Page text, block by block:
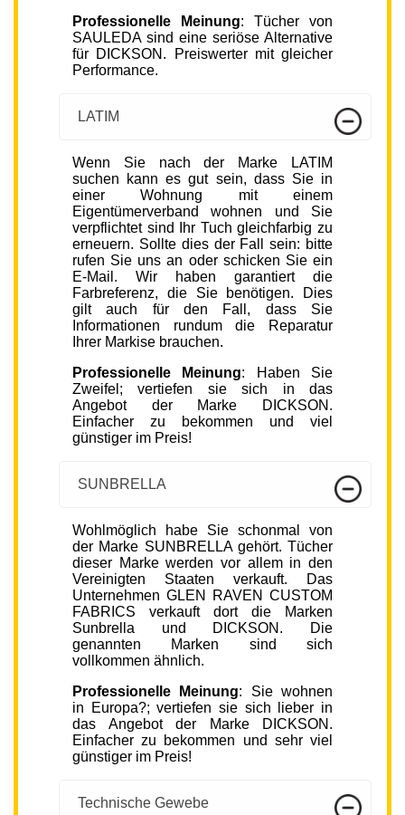
Professionelle Meinung: Tücher von
SAULEDA sind eine seriöse Alternative
für DICKSON. Preiswerter mit gleicher
Performance.
LATIM
Wenn Sie nach der Marke LATIM
suchen kann es gut sein, dass Sie in
einer Wohnung mit einem
Eigentümerverband wohnen und Sie
verpflichtet sind Ihr Tuch gleichfarbig zu
erneuern. Sollte dies der Fall sein: bitte
rufen Sie uns an oder schicken Sie ein
E-Mail. Wir haben garantiert die
Farbreferenz, die Sie benötigen. Dies
gilt auch für den Fall, dass Sie
Informationen rundum die Reparatur
Ihrer Markise brauchen.
Professionelle Meinung: Haben Sie
Zweifel; vertiefen sie sich in das
Angebot der Marke DICKSON.
Einfacher zu bekommen und viel
günstiger im Preis!
SUNBRELLA
Wohlmöglich habe Sie schonmal von
der Marke SUNBRELLA gehört. Tücher
dieser Marke werden vor allem in den
Vereinigten Staaten verkauft. Das
Unternehmen GLEN RAVEN CUSTOM
FABRICS verkauft dort die Marken
Sunbrella und DICKSON. Die
genannten Marken sind sich
vollkommen ähnlich.
Professionelle Meinung: Sie wohnen
in Europa?; vertiefen sie sich lieber in
das Angebot der Marke DICKSON.
Einfacher zu bekommen und sehr viel
günstiger im Preis!
Technische Gewebe